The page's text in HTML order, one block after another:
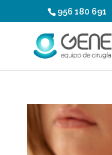
956 180 691